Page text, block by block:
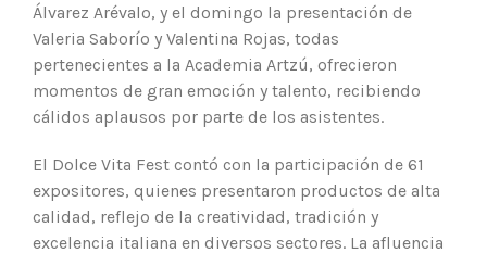
Álvarez Arévalo, y el domingo la presentación de
Valeria Saborío y Valentina Rojas, todas
pertenecientes a la Academia Artzú, ofrecieron
momentos de gran emoción y talento, recibiendo
cálidos aplausos por parte de los asistentes.
El Dolce Vita Fest contó con la participación de 61
expositores, quienes presentaron productos de alta
calidad, reflejo de la creatividad, tradición y
excelencia italiana en diversos sectores. La afluencia